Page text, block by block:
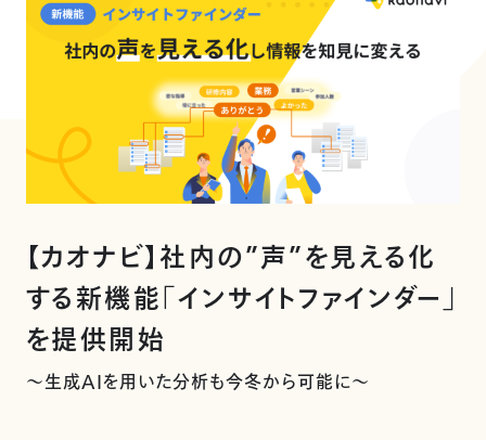
【カオナビ】社内の”声”を見える化
する新機能「インサイトファインダー」
を提供開始
〜生成AIを用いた分析も今冬から可能に〜